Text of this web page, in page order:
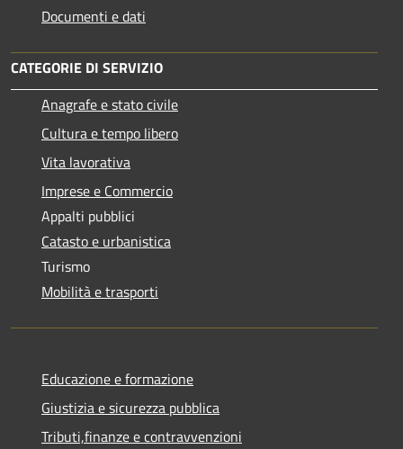
Documenti e dati
CATEGORIE DI SERVIZIO
Anagrafe e stato civile
Cultura e tempo libero
Vita lavorativa
Imprese e Commercio
Appalti pubblici
Catasto e urbanistica
Turismo
Mobilità e trasporti
Educazione e formazione
Giustizia e sicurezza pubblica
Tributi,finanze e contravvenzioni